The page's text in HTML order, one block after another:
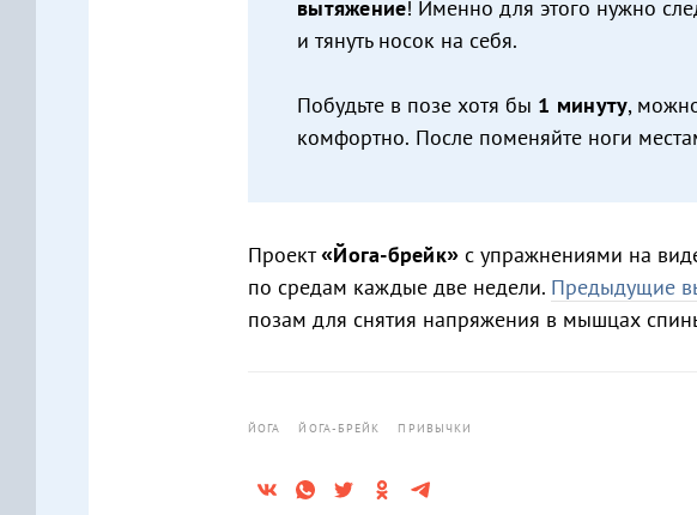
вытяжение! Именно для этого нужно
и тянуть носок на себя.
Побудьте в позе хотя бы 1 минуту,
комфортно. После поменяйте ноги
Проект«Йога-брейк» с упражнениями на
по средам каждые две недели. Предыдущие
позам для снятия напряжения в мышцах
ЙОГА ЙОГА-БРЕЙК ПРИВЫЧКИ